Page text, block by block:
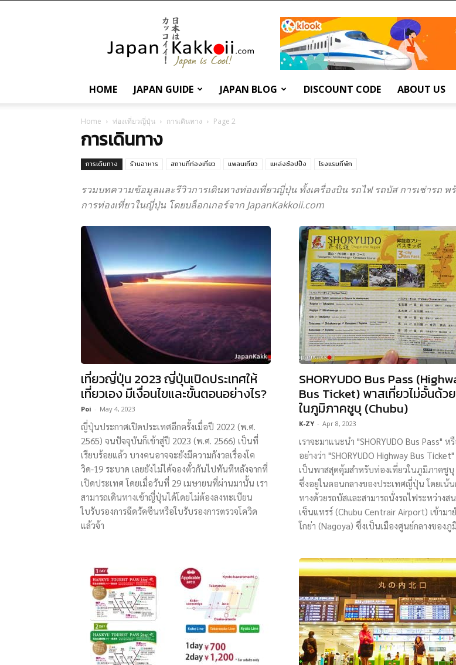
เกี่ยว
กับ
ญี่ปุ่น
และ
การ
เที่ยว
HOME JAPAN GUIDE JAPAN BLOG DISCOUNT CODE ABOUT US
Home ท่องเที่ยวญี่ปุ่น การเดินทาง Page 2
การเดินทาง
การเดินทาง ร้านอาหาร สถานที่ท่องเที่ยว แพลนเที่ยว แหล่งช้อปปิ้ง โรงแรมที่พัก
รวมบทความข้อมูลและรีวิวการเดินทางท่องเที่ยวญี่ปุ่น ทั้งเครื่องบิน รถไฟ รถบัส การเช่ารถ
การท่องเที่ยวในญี่ปุ่น โดยบล็อกเกอร์จาก JapanKakkoii.com
เที่ยวญี่ปุ่น 2023 ญี่ปุ่นเปิดประเทศให้
เที่ยวเอง มีเงื่อนไขและขั้นตอนอย่างไร?
Poi - May 4, 2023
ญี่ปุ่นประกาศเปิดประเทศอีกครั้งเมื่อปี 2022 (พ.ศ.
2565) จนปัจจุบันก็เข้าสู่ปี 2023 (พ.ศ. 2566) เป็นที่
เรียบร้อยแล้ว บางคนอาจจะยังมีความกังวลเรื่องโค
วิด-19 ระบาด เลยยังไม่ได้จองตั๋วกันไปทันทีหลังจากที่
เปิดประเทศ โดยเมื่อวันที่ 29 เมษายนที่ผ่านมานั้น เรา
สามารถเดินทางเข้าญี่ปุ่นได้โดยไม่ต้องลงทะเบียน
ใบรับรองการฉีดวัคซีนหรือใบรับรองการตรวจโควิด
แล้วจ้า
SHORYUDO Bus Pass
Bus Ticket) พาสเที่ยวไม่อั้นด้ว
ในภูมิภาคชูบุ (Chubu)
K-ZY - Apr 8, 2023
เราจะมาแนะนำ "SHORYUDO Bus Pass" ห
อย่างว่า "SHORYUDO Highway Bus
เป็นพาสสุดคุ้มสำหรับท่องเที่ยวในภูมิภาคชูบุ
ซึ่งอยู่ในตอนกลางของประเทศญี่ปุ่น โดยเน้น
ทางด้วยรถบัสและสามารถนั่งรถไฟระหว่าง
เซ็นแทรร์ (Chubu Centrair Airport) เข้ามา
โกย่า (Nagoya) ซึ่งเป็นเมืองศูนย์กลางของภู